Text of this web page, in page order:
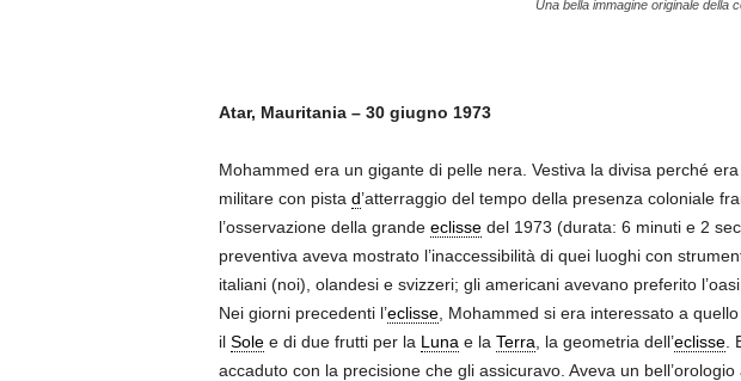
Una bella immagine originale della
Atar, Mauritania – 30 giugno 1973
Mohammed era un gigante di pelle nera. Vestiva la divisa perché
militare con pista d’atterraggio del tempo della presenza coloniale
l’osservazione della grande eclissedel 1973 (durata: 6 minuti e 2
preventiva aveva mostrato l’inaccessibilità di quei luoghi con
italiani (noi), olandesi e svizzeri; gli americani avevano preferito
Nei giorni precedenti l’eclisse, Mohammed si era interessato a
il Solee di due frutti per la Luna e la Terra , la geometria dell’eclisse.
accaduto con la precisione che gli assicuravo. Aveva un